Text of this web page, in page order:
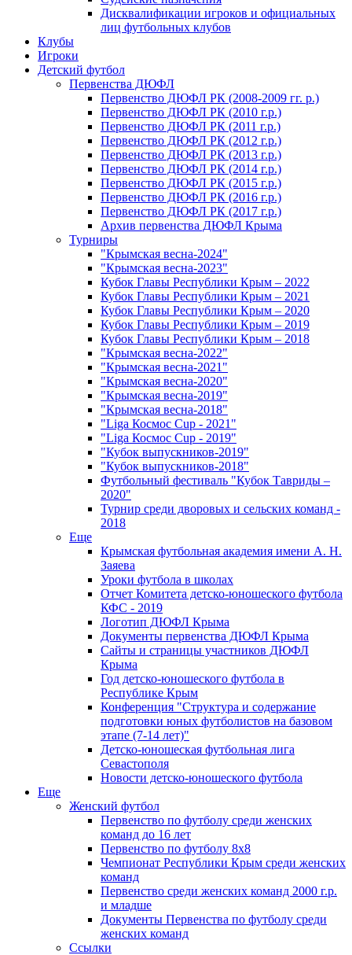
Дисквалификации игроков и официальных
лиц футбольных клубов
Клубы
Игроки
Детский футбол
Первенства ДЮФЛ
Первенство ДЮФЛ РК (2008-2009 гг. р.)
Первенство ДЮФЛ РК (2010 г.р.)
Первенство ДЮФЛ РК (2011 г.р.)
Первенство ДЮФЛ РК (2012 г.р.)
Первенство ДЮФЛ РК (2013 г.р.)
Первенство ДЮФЛ РК (2014 г.р.)
Первенство ДЮФЛ РК (2015 г.р.)
Первенство ДЮФЛ РК (2016 г.р.)
Первенство ДЮФЛ РК (2017 г.р.)
Архив первенства ДЮФЛ Крыма
Турниры
"Крымская весна-2024"
"Крымская весна-2023"
Кубок Главы Республики Крым – 2022
Кубок Главы Республики Крым – 2021
Кубок Главы Республики Крым – 2020
Кубок Главы Республики Крым – 2019
Кубок Главы Республики Крым – 2018
"Крымская весна-2022"
"Крымская весна-2021"
"Крымская весна-2020"
"Крымская весна-2019"
"Крымская весна-2018"
"Liga Космос Cup - 2021"
"Liga Космос Cup - 2019"
"Кубок выпускников-2019"
"Кубок выпускников-2018"
Футбольный фестиваль "Кубок Тавриды –
2020"
Турнир среди дворовых и сельских команд -
2018
Еще
Крымская футбольная академия имени А. Н.
Заяева
Уроки футбола в школах
Отчет Комитета детско-юношеского футбола
КФС - 2019
Логотип ДЮФЛ Крыма
Документы первенства ДЮФЛ Крыма
Сайты и страницы участников ДЮФЛ
Крыма
Год детско-юношеского футбола в
Республике Крым
Конференция "Структура и содержание
подготовки юных футболистов на базовом
этапе (7-14 лет)"
Детско-юношеская футбольная лига
Севастополя
Новости детско-юношеского футбола
Еще
Женский футбол
Первенство по футболу среди женских
команд до 16 лет
Первенство по футболу 8х8
Чемпионат Республики Крым среди женских
команд
Первенство среди женских команд 2000 г.р.
и младше
Документы Первенства по футболу среди
женских команд
Ссылки